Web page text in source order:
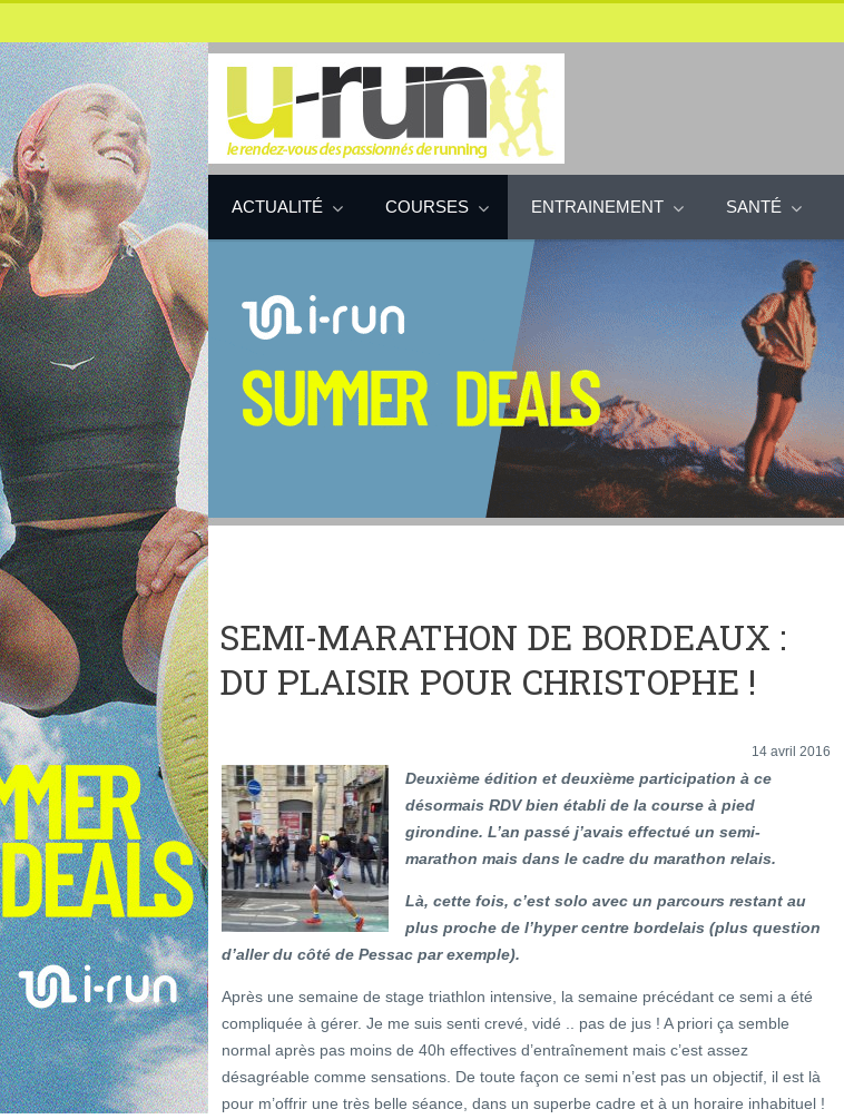
ACTUALITÉ COURSES ENTRAINEMENT SANTÉ
SEMI-MARATHON DE BORDEAUX :
DU PLAISIR POUR CHRISTOPHE !
14 avril 2016
Deuxième édition et deuxième participation à ce
désormais RDV bien établi de la course à pied
girondine. L’an passé j’avais effectué un semi-
marathon mais dans le cadre du marathon relais.
Là, cette fois, c’est solo avec un parcours restant au
plus proche de l’hyper centre bordelais (plus question
d’aller du côté de Pessac par exemple).
Après une semaine de stage triathlon intensive, la semaine précédant ce semi a été
compliquée à gérer. Je me suis senti crevé, vidé .. pas de jus ! A priori ça semble
normal après pas moins de 40h effectives d’entraînement mais c’est assez
désagréable comme sensations. De toute façon ce semi n’est pas un objectif, il est là
pour m’offrir une très belle séance, dans un superbe cadre et à un horaire inhabituel !